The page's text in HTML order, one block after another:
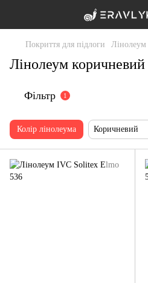
Покриття для підлоги Лінолеум
Лінолеум коричневий
Фільтр 1
Колір лінолеума Коричневий